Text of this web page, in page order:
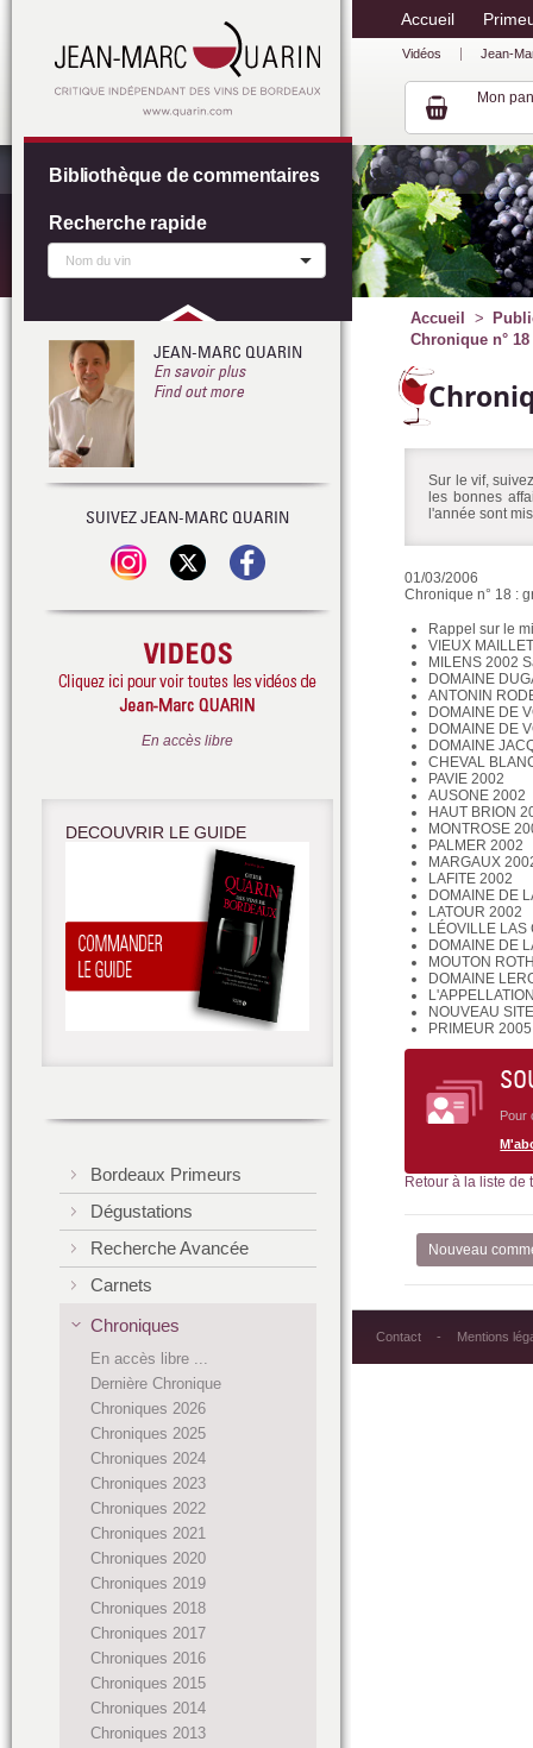
Accueil
Vidéos Jean-
Mon
Accueil
Chronique n°
Sur le vif,
les bonnes
l'année sont
01/03/2006
Chronique n° 18 :
Rappel sur le
VIEUX
MILENS 2002
DOMAINE
ANTONIN
DOMAINE DE
DOMAINE DE
DOMAINE
CHEVAL
PAVIE 2002
AUSONE 2002
HAUT BRION
MONTROSE
PALMER 2002
MARGAUX
LAFITE 2002
DOMAINE DE
LATOUR 2002
LÉOVILLE
DOMAINE DE
MOUTON
DOMAINE
NOUVEAU
PRIMEUR
Pour
Retour à la liste de
Nouveau
Contact Mentions
Bibliothèque de commentaires
Recherche rapide
JEAN-MARC QUARIN
En savoir plus
Find out more
SUIVEZ JEAN-MARC QUARIN
En accès libre
DECOUVRIR LE GUIDE
Bordeaux Primeurs
Dégustations
Recherche Avancée
Carnets
Chroniques
En accès libre ...
Dernière Chronique
Chroniques 2026
Chroniques 2025
Chroniques 2024
Chroniques 2023
Chroniques 2022
Chroniques 2021
Chroniques 2020
Chroniques 2019
Chroniques 2018
Chroniques 2017
Chroniques 2016
Chroniques 2015
Chroniques 2014
Chroniques 2013